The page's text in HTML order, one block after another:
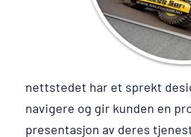
nettstedet har et sprekt
navigere og gir kunden en
presentasjon av deres